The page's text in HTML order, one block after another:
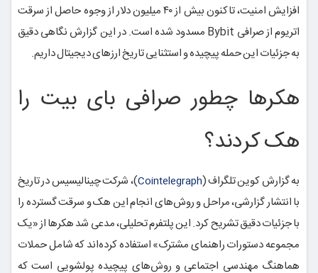
افزایش امنیت، تاکنون بیش از ۴۰ میلیون دلار از وجوه حاصل از سرقت
اتریوم از صرافی Bybit مسدود شده است. در این گزارش نگاهی دقیق
به جزئیات این حمله پیچیده و استثنایی تاریخ ارزهای دیجیتال داریم.
هکرها چطور صرافی بای بیت را
هک کردند؟
به گزارش کوین تلگراف (Cointelegraph)، شرکت چینالیسیس در تاریخ
با انتشار گزارشی، مراحل و روش‌های انجام این هک و سرقت گسترده را
با جزئیات دقیق تشریح کرد. این پلتفرم تحلیلی، مدعی شد هکرها از «یک
مجموعه دستورات راهنمای مشترک» استفاده کرده‌اند که شامل حملات
هماهنگ مهندسی اجتماعی و روش‌های پیچیده پولشویی است که